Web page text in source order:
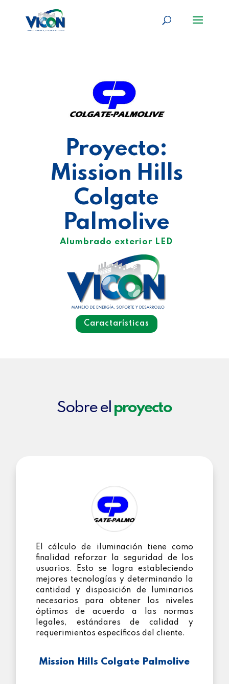
Proyecto:
Mission Hills
Colgate
Palmolive
Alumbrado exterior LED
Caractarísticas
Sobre el proyecto
El cálculo de iluminación tiene como
finalidad reforzar la seguridad de los
usuarios. Esto se logra estableciendo
mejores tecnologías y determinando la
cantidad y disposición de luminarios
necesarios para obtener los niveles
óptimos de acuerdo a las normas
legales, estándares de calidad y
requerimientos específicos del cliente.
Mission Hills Colgate Palmolive